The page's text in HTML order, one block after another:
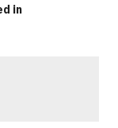
Published in:
→